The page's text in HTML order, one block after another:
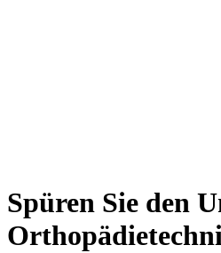
Spüren Sie den